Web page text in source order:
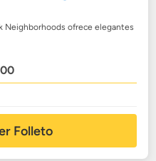
Neighborhoods ofrece elegantes
Folleto